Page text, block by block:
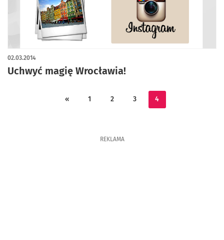
Uchwyć magię Wrocławia!
02.03.2014
« 1 2 3 4
REKLAMA